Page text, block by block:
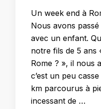
Un week end à
Nous avons
avec un enfant.
notre fils de 5 ans
Rome ? », il nous
c’est un peu
km parcourus à
incessant de …